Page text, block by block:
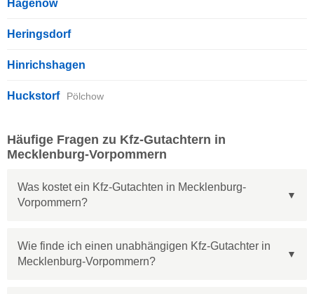
Hagenow
Heringsdorf
Hinrichshagen
Huckstorf Pölchow
Häufige Fragen zu Kfz-Gutachtern in
Mecklenburg-Vorpommern
Was kostet ein Kfz-Gutachten in Mecklenburg-
Vorpommern?
Wie finde ich einen unabhängigen Kfz-Gutachter in
Mecklenburg-Vorpommern?